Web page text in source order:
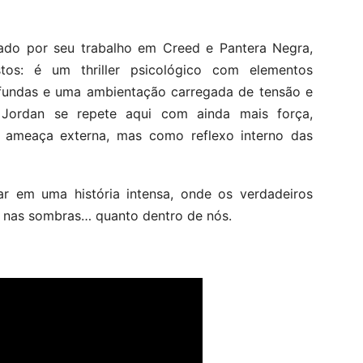
por seu trabalho em Creed e Pantera Negra,
é um thriller psicológico com elementos
e uma ambientação carregada de tensão e
se repete aqui com ainda mais força,
externa, mas como reflexo interno das
em uma história intensa, onde os verdadeiros
sombras… quanto dentro de nós.